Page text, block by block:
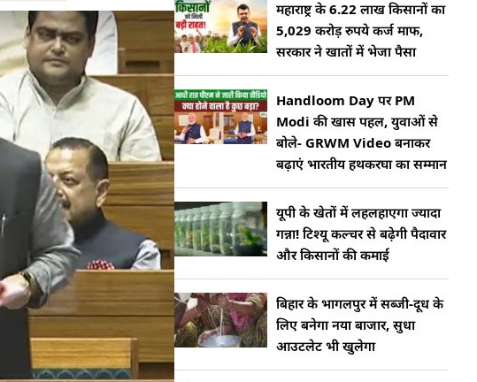
महाराष्ट्र के 6.22 लाख किसानों का
5,029 करोड़ रुपये कर्ज माफ,
सरकार ने खातों में भेजा पैसा
Handloom Day पर PM
Modi की खास पहल, युवाओं से
बोले- GRWM Video बनाकर
बढ़ाएं भारतीय हथकरघा का सम्मान
यूपी के खेतों में लहलहाएगा ज्यादा
गन्ना! टिश्यू कल्चर से बढ़ेगी पैदावार
और किसानों की कमाई
बिहार के भागलपुर में सब्जी-दूध के
लिए बनेगा नया बाजार, सुधा
आउटलेट भी खुलेगा